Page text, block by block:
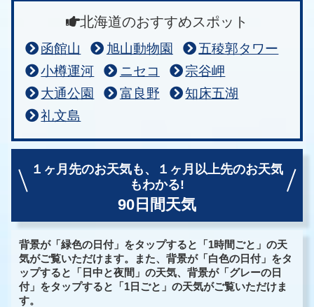
北海道のおすすめスポット
函館山 旭山動物園
五稜郭タワー
小樽運河
ニセコ
宗谷岬
大通公園
富良野
知床五湖
礼文島
１ヶ月先のお天気も、
１ヶ月以上先のお天気
もわかる!
90日間天気
背景が「緑色の日付」をタップすると「1時間ごと」の天
気がご覧いただけます。また、背景が「白色の日付」をタ
ップすると「日中と夜間」の天気、背景が「グレーの日
付」をタップすると「1日ごと」の天気がご覧いただけま
す。